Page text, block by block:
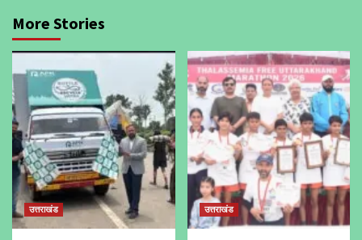
More Stories
उत्तराखंड उत्तराखंड